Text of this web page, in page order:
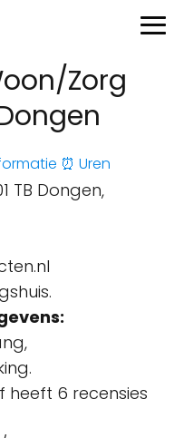
Zorg
⏰ Uren
TB Dongen,
heeft 6 recensies